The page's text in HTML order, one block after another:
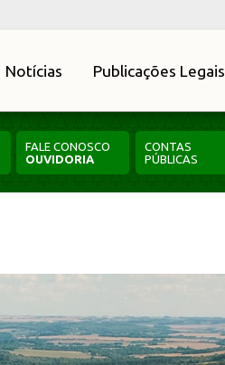
Notícias Publicações Legais
FALE CONOSCO
OUVIDORIA
CONTAS
PÚBLICAS